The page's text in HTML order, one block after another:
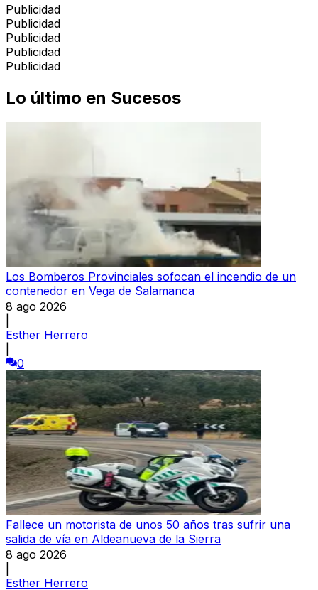
Publicidad
Publicidad
Publicidad
Publicidad
Publicidad
Lo último en Sucesos
Los Bomberos Provinciales sofocan el incendio de un
contenedor en Vega de Salamanca
8 ago 2026
Esther Herrero
0
Fallece un motorista de unos 50 años tras sufrir una
salida de vía en Aldeanueva de la Sierra
8 ago 2026
Esther Herrero